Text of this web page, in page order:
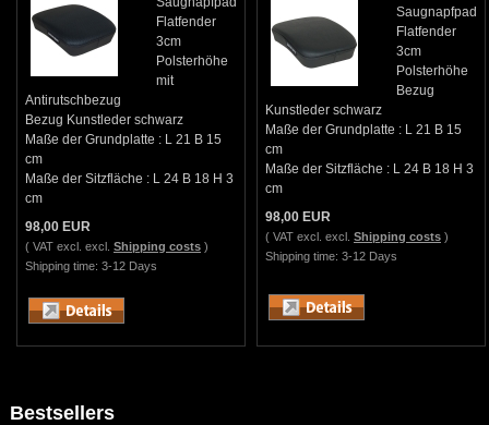
Flatfender
3cm
Polsterhöhe
mit
Antirutschbezug
Bezug Kunstleder schwarz
Maße der Grundplatte : L 21 B 15
cm
Maße der Sitzfläche : L 24 B 18 H 3
cm
98,00 EUR
( VAT excl. excl. Shipping costs )
Shipping time: 3-12 Days
Saugnapfpad
Flatfender
3cm
Polsterhöhe
Bezug
Kunstleder schwarz
Maße der Grundplatte : L 21 B 15
cm
Maße der Sitzfläche : L 24 B 18 H 3
cm
98,00 EUR
( VAT excl. excl. Shipping costs )
Shipping time: 3-12 Days
Bestsellers